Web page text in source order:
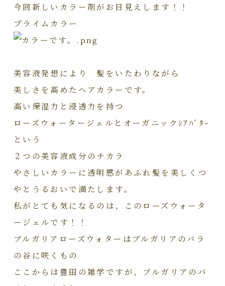
今回新しいカラー剤がお目見えします！！
プライムカラー
美容液発想により 髪をいたわりながら
美しさを高めたヘアカラーです。
高い保湿力と浸透力を持つ
ローズウォータージェルとオーガニックｼｱﾊﾞﾀｰ
という
２つの美容液成分のチカラ
やさしいカラーに透明感があふれ髪を美しくつ
やとうるおいで満たします。
私がとても気になるのは、このローズウォータ
ージェルです！！
ブルガリアローズウォターはブルガリアのバラ
の谷に咲くもの
ここからは豊田の雑学ですが、ブルガリアのバ